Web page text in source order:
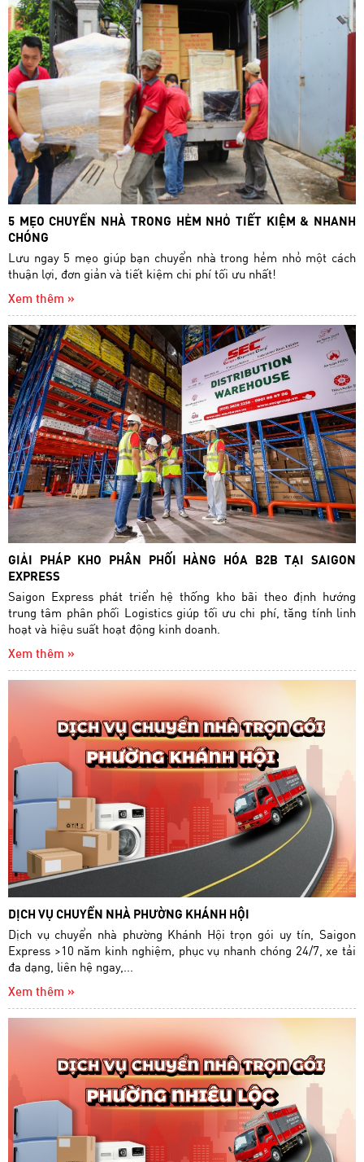
5 MẸO CHUYỂN NHÀ TRONG HẺM NHỎ TIẾT KIỆM & NHANH
CHÓNG
Lưu ngay 5 mẹo giúp bạn chuyển nhà trong hẻm nhỏ một cách
thuận lợi, đơn giản và tiết kiệm chi phí tối ưu nhất!
Xem thêm »
GIẢI PHÁP KHO PHÂN PHỐI HÀNG HÓA B2B TẠI SAIGON
EXPRESS
Saigon Express phát triển hệ thống kho bãi theo định hướng
trung tâm phân phối Logistics giúp tối ưu chi phí, tăng tính linh
hoạt và hiệu suất hoạt động kinh doanh.
Xem thêm »
DỊCH VỤ CHUYỂN NHÀ PHƯỜNG KHÁNH HỘI
Dịch vụ chuyển nhà phường Khánh Hội trọn gói uy tín, Saigon
Express >10 năm kinh nghiệm, phục vụ nhanh chóng 24/7, xe tải
đa dạng, liên hệ ngay,...
Xem thêm »